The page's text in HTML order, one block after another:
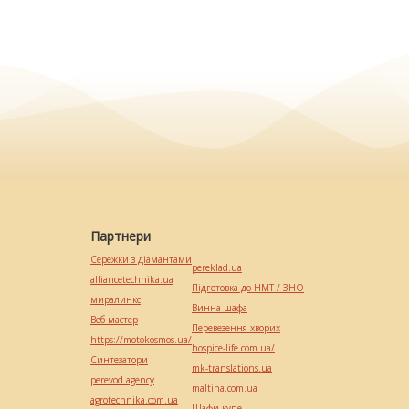
Партнери
Сережки з діамантами
alliancetechnika.ua
миралинкс
Веб мастер
https://motokosmos.ua/
Синтезатори
perevod.agency
agrotechnika.com.ua
pereklad.ua
Підготовка до НМТ / ЗНО
Винна шафа
Перевезення хворих
hospice-life.com.ua/
mk-translations.ua
maltina.com.ua